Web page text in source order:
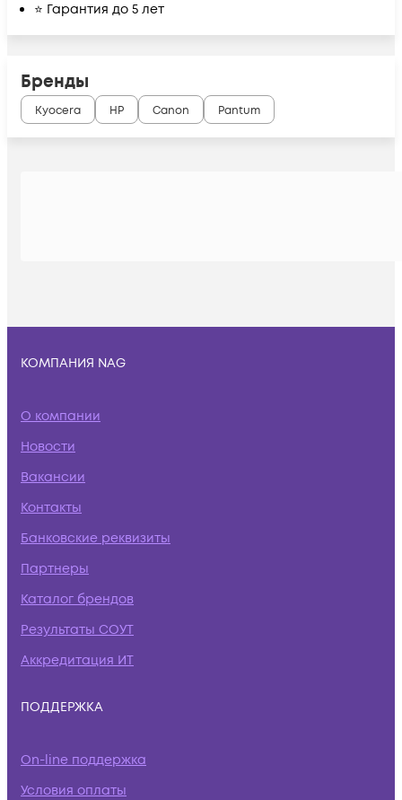
⭐ Гарантия до 5 лет
Бренды
Kyocera HP Canon Pantum
КОМПАНИЯ NAG
О компании
Новости
Вакансии
Контакты
Банковские реквизиты
Партнеры
Каталог брендов
Результаты СОУТ
Аккредитация ИТ
ПОДДЕРЖКА
On-line поддержка
Условия оплаты